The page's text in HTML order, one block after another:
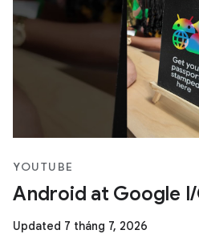
YOUTUBE
Android at Google
Updated 7 tháng 7, 2026